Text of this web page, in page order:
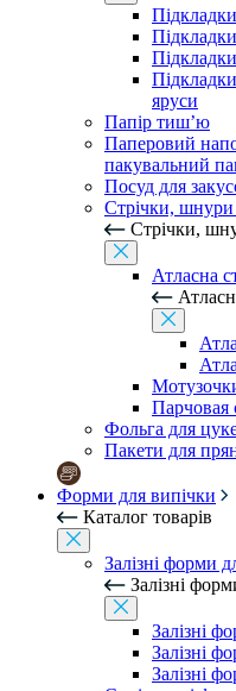
яруси
Папір тиш’ю
Паперовий
пакувальний
Посуд для
Стрічки, шнури
Стрічки,
Атласна
Парчовая
Фольга для
Пакети для
Форми для випічки
Каталог товарів
Залізні форми
Залізні
Залізні
Залізні
Залізні